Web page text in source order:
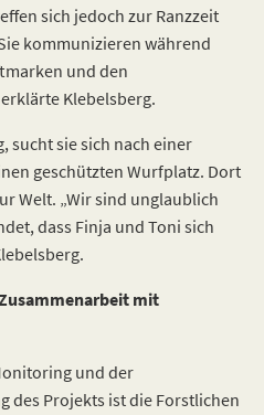
sich jedoch zur Ranzzeit
kommunizieren während
und den
Klebelsberg.
sucht sie sich nach einer
geschützten Wurfplatz. Dort
Welt. „Wir sind unglaublich
dass Finja und Toni sich
mit
und der
des Projekts ist die Forstlichen